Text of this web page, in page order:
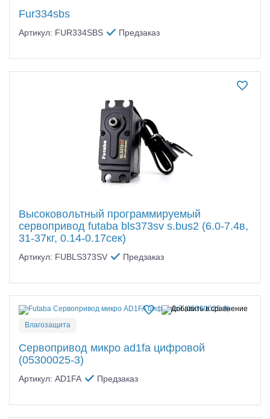
Fur334sbs
Артикул: FUR334SBS Предзаказ
Высоковольтный программируемый
сервопривод futaba bls373sv s.bus2 (6.0-7.4в,
31-37кг, 0.14-0.17сек)
Артикул: FUBLS373SV Предзаказ
Влагозащита
Сервопривод микро ad1fa цифровой
(05300025-3)
Артикул: AD1FA Предзаказ